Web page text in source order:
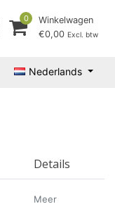
0
Winkelwagen
€0,00 Excl. btw
Nederlands
Details
Meer